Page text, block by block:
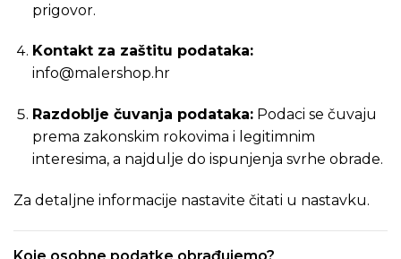
prigovor.
Kontakt za zaštitu podataka:
info@malershop.hr
Razdoblje čuvanja podataka:Podaci se čuvaju
prema zakonskim rokovima i legitimnim
interesima, a najdulje do ispunjenja svrhe obrade.
Za detaljne informacije nastavite čitati u nastavku.